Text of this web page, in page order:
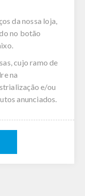
da nossa loja,
no botão
cujo ramo de
na
e/ou
anunciados.